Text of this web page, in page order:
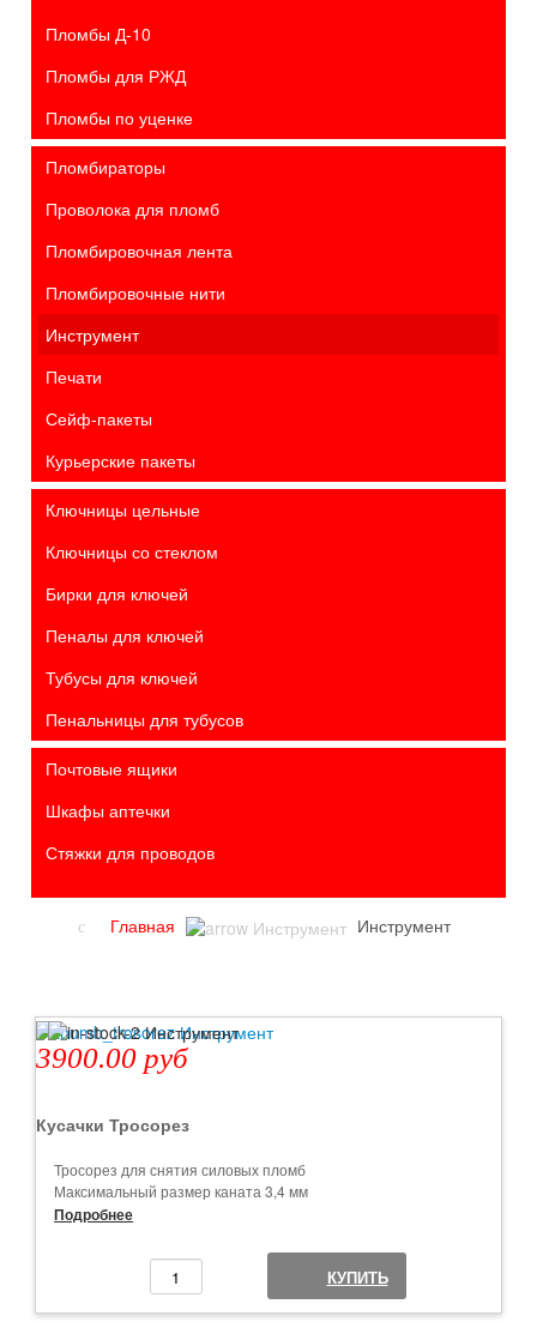
Пломбы Д-10
Пломбы для РЖД
Пломбы по уценке
Пломбираторы
Проволока для пломб
Пломбировочная лента
Пломбировочные нити
Инструмент
Печати
Сейф-пакеты
Курьерские пакеты
Ключницы цельные
Ключницы со стеклом
Бирки для ключей
Пеналы для ключей
Тубусы для ключей
Пенальницы для тубусов
Почтовые ящики
Шкафы аптечки
Стяжки для проводов
Главная Инструмент
3900.00 руб
Кусачки Тросорез
Тросорез для снятия силовых пломб
Максимальный размер каната 3,4 мм
Наибольшее усилие на рукоятках 200 Н (20 Кгс)
Упаковка 1 штука в коробке
Подробнее
КУПИТЬ